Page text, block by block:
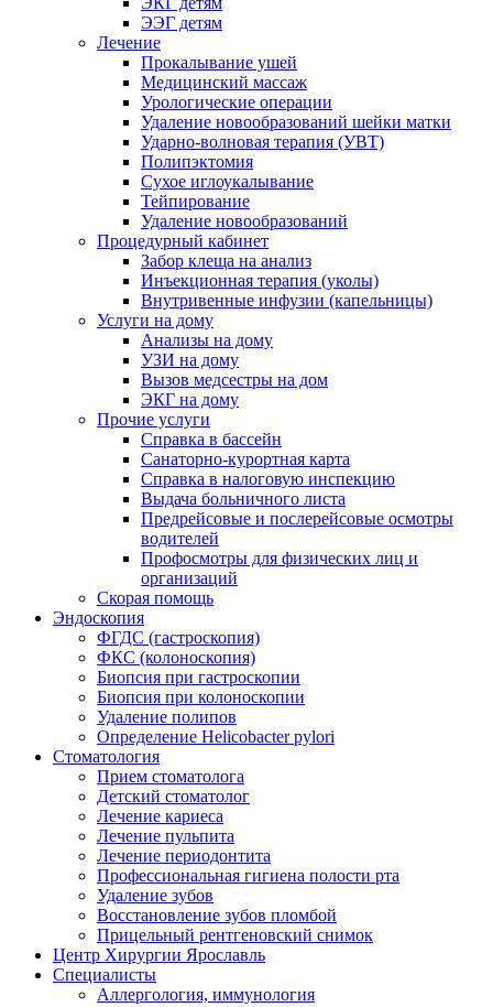
ЭЭГ детям
Лечение
Прокалывание ушей
Медицинский массаж
Урологические операции
Удаление новообразований шейки матки
Ударно-волновая терапия (УВТ)
Полипэктомия
Сухое иглоукалывание
Тейпирование
Удаление новообразований
Процедурный кабинет
Забор клеща на анализ
Инъекционная терапия (уколы)
Внутривенные инфузии (капельницы)
Услуги на дому
Анализы на дому
УЗИ на дому
Вызов медсестры на дом
ЭКГ на дому
Прочие услуги
Справка в бассейн
Санаторно-курортная карта
Справка в налоговую инспекцию
Выдача больничного листа
Предрейсовые и послерейсовые осмотры
водителей
Профосмотры для физических лиц и
организаций
Скорая помощь
Эндоскопия
ФГДС (гастроскопия)
ФКС (колоноскопия)
Биопсия при гастроскопии
Биопсия при колоноскопии
Удаление полипов
Определение Helicobacter pylori
Стоматология
Прием стоматолога
Детский стоматолог
Лечение кариеса
Лечение пульпита
Лечение периодонтита
Профессиональная гигиена полости рта
Удаление зубов
Восстановление зубов пломбой
Прицельный рентгеновский снимок
Центр Хирургии Ярославль
Специалисты
Аллергология, иммунология